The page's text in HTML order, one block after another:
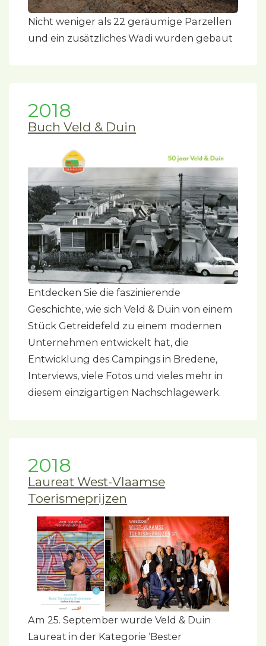
Nicht weniger als 22 geräumige Parzellen
und ein zusätzliches Wadi wurden gebaut
2018
Buch Veld & Duin
Entdecken Sie die faszinierende
Geschichte, wie sich Veld & Duin von einem
Stück Getreidefeld zu einem modernen
Unternehmen entwickelt hat, die
Entwicklung des Campings in Bredene,
Interviews, viele Fotos und vieles mehr in
diesem einzigartigen Nachschlagewerk.
2018
Laureat West-Vlaamse
Toerismeprijzen
Am 25. September wurde Veld & Duin
Laureat in der Kategorie ‘Bester